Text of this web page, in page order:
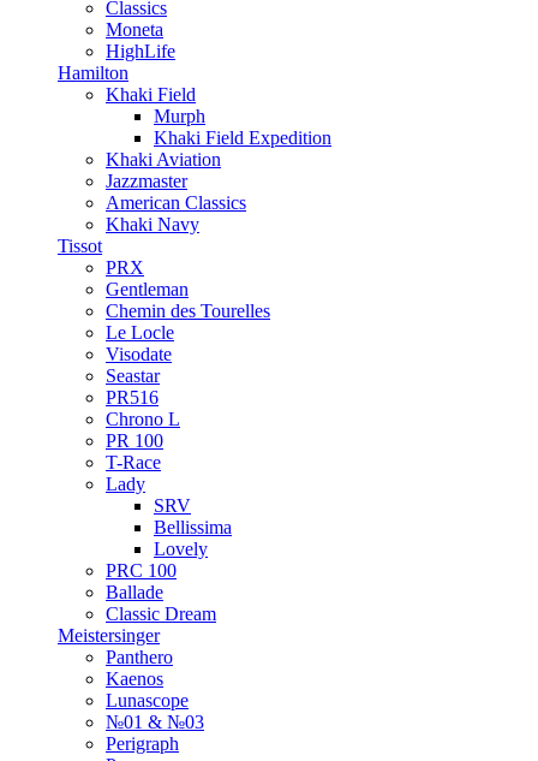
Classics
Moneta
HighLife
Hamilton
Khaki Field
Murph
Khaki Field Expedition
Khaki Aviation
Jazzmaster
American Classics
Khaki Navy
Tissot
PRX
Gentleman
Chemin des Tourelles
Le Locle
Visodate
Seastar
PR516
Chrono L
PR 100
T-Race
Lady
SRV
Bellissima
Lovely
PRC 100
Ballade
Classic Dream
Meistersinger
Panthero
Kaenos
Lunascope
№01 & №03
Perigraph